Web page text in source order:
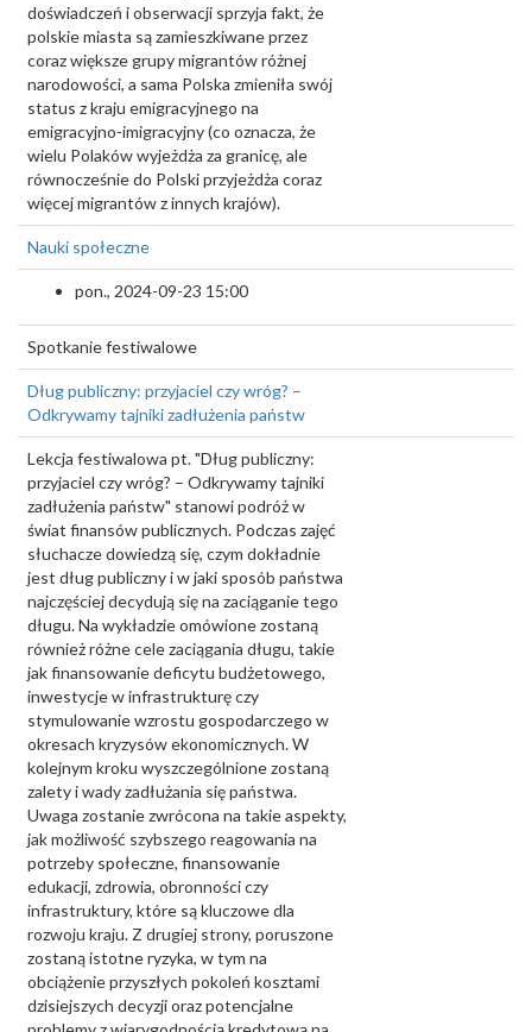
doświadczeń i obserwacji sprzyja fakt, że
polskie miasta są zamieszkiwane przez
coraz większe grupy migrantów różnej
narodowości, a sama Polska zmieniła swój
status z kraju emigracyjnego na
emigracyjno-imigracyjny (co oznacza, że
wielu Polaków wyjeżdża za granicę, ale
równocześnie do Polski przyjeżdża coraz
więcej migrantów z innych krajów).
Nauki społeczne
pon., 2024-09-23 15:00
Spotkanie festiwalowe
Dług publiczny: przyjaciel czy wróg? –
Odkrywamy tajniki zadłużenia państw
Lekcja festiwalowa pt. "Dług publiczny:
przyjaciel czy wróg? – Odkrywamy tajniki
zadłużenia państw" stanowi podróż w
świat finansów publicznych. Podczas zajęć
słuchacze dowiedzą się, czym dokładnie
jest dług publiczny i w jaki sposób państwa
najczęściej decydują się na zaciąganie tego
długu. Na wykładzie omówione zostaną
również różne cele zaciągania długu, takie
jak finansowanie deficytu budżetowego,
inwestycje w infrastrukturę czy
stymulowanie wzrostu gospodarczego w
okresach kryzysów ekonomicznych. W
kolejnym kroku wyszczególnione zostaną
zalety i wady zadłużania się państwa.
Uwaga zostanie zwrócona na takie aspekty,
jak możliwość szybszego reagowania na
potrzeby społeczne, finansowanie
edukacji, zdrowia, obronności czy
infrastruktury, które są kluczowe dla
rozwoju kraju. Z drugiej strony, poruszone
zostaną istotne ryzyka, w tym na
obciążenie przyszłych pokoleń kosztami
dzisiejszych decyzji oraz potencjalne